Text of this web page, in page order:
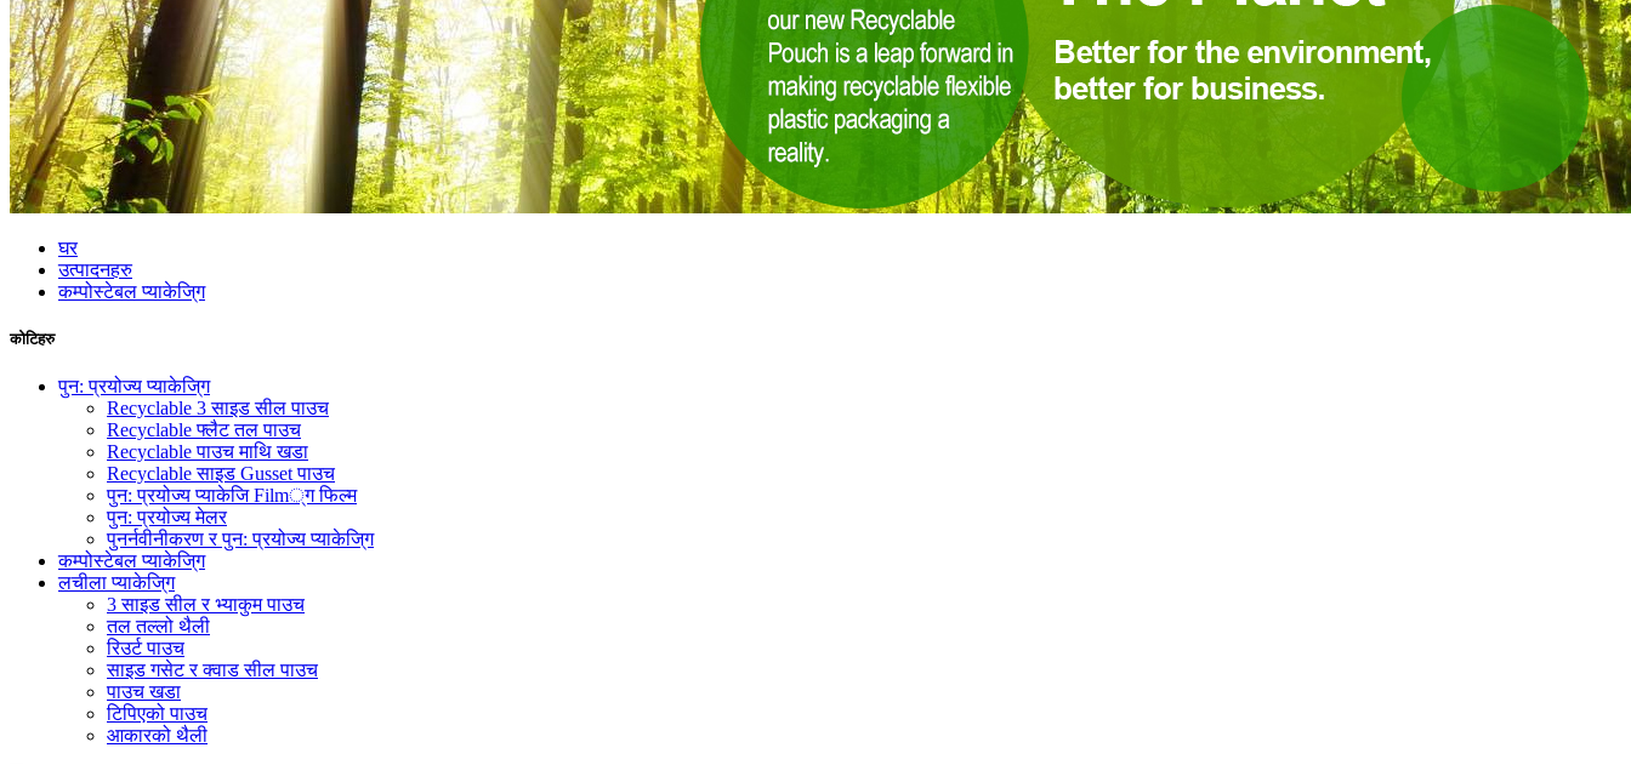
घर
उत्पादनहरु
कम्पोस्टेबल प्याकेजि्ग
कोटिहरु
पुन: प्रयोज्य प्याकेजि्ग
Recyclable 3 साइड सील पाउच
Recyclable फ्लैट तल पाउच
Recyclable पाउच माथि खडा
Recyclable साइड Gusset पाउच
पुन: प्रयोज्य प्याकेजि Film्ग फिल्म
पुन: प्रयोज्य मेलर
पुनर्नवीनीकरण र पुन: प्रयोज्य प्याकेजि्ग
कम्पोस्टेबल प्याकेजि्ग
लचीला प्याकेजि्ग
3 साइड सील र भ्याकुम पाउच
तल तल्लो थैली
रिउर्ट पाउच
साइड गसेट र क्वाड सील पाउच
पाउच खडा
टिपिएको पाउच
आकारको थैली